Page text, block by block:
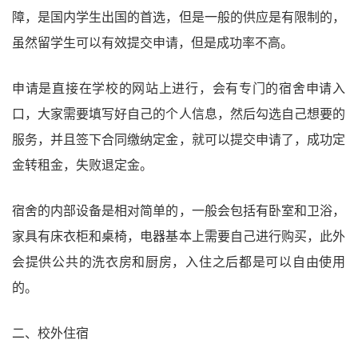
障，是国内学生出国的首选，但是一般的供应是有限制的，
虽然留学生可以有效提交申请，但是成功率不高。
申请是直接在学校的网站上进行，会有专门的宿舍申请入
口，大家需要填写好自己的个人信息，然后勾选自己想要的
服务，并且签下合同缴纳定金，就可以提交申请了，成功定
金转租金，失败退定金。
宿舍的内部设备是相对简单的，一般会包括有卧室和卫浴，
家具有床衣柜和桌椅，电器基本上需要自己进行购买，此外
会提供公共的洗衣房和厨房，入住之后都是可以自由使用
的。
二、校外住宿